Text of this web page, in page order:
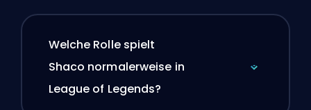
Welche Rolle spielt
Shaco normalerweise in
League of Legends?